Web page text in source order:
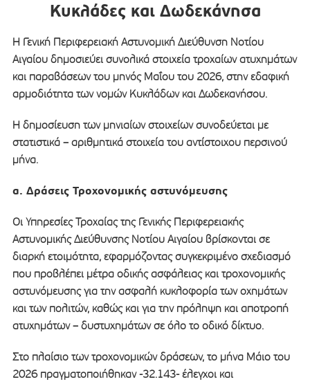
Κυκλάδες και Δωδεκάνησα
Η Γενική Περιφερειακή Αστυνομική Διεύθυνση Νοτίου
Αιγαίου δημοσιεύει συνολικά στοιχεία τροχαίων ατυχημάτων
και παραβάσεων του μηνός Μαΐου του 2026, στην εδαφική
αρμοδιότητα των νομών Κυκλάδων και Δωδεκανήσου.
Η δημοσίευση των μηνιαίων στοιχείων συνοδεύεται με
στατιστικά – αριθμητικά στοιχεία του αντίστοιχου περσινού
μήνα.
α. Δράσεις Τροχονομικής αστυνόμευσης
Οι Υπηρεσίες Τροχαίας της Γενικής Περιφερειακής
Αστυνομικής Διεύθυνσης Νοτίου Αιγαίου βρίσκονται σε
διαρκή ετοιμότητα, εφαρμόζοντας συγκεκριμένο σχεδιασμό
που προβλέπει μέτρα οδικής ασφάλειας και τροχονομικής
αστυνόμευσης για την ασφαλή κυκλοφορία των οχημάτων
και των πολιτών, καθώς και για την πρόληψη και αποτροπή
ατυχημάτων – δυστυχημάτων σε όλο το οδικό δίκτυο.
Στο πλαίσιο των τροχονομικών δράσεων, το μήνα Μάιο του
2026 πραγματοποιήθηκαν -32.143- έλεγχοι και